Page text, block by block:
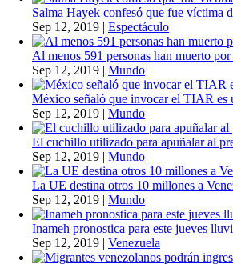
Salma Hayek confesó que fue víctima
Sep 12, 2019 | Espectáculo
Al menos 591 personas han muerto
Sep 12, 2019 | Mundo
México señaló que invocar el TIAR es
Sep 12, 2019 | Mundo
El cuchillo utilizado para apuñalar al
Sep 12, 2019 | Mundo
La UE destina otros 10 millones a
Sep 12, 2019 | Mundo
Inameh pronostica para este jueves
Sep 12, 2019 | Venezuela